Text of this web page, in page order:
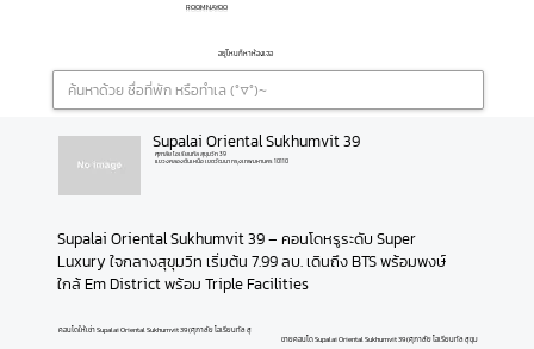
ROOMNAYOO
อยู่ไหนก็หาห้องเจอ
Supalai Oriental Sukhumvit 39
ศุภาลัย โอเรียนทัล สุขุมวิท 39
แขวงคลองตันเหนือ เขตวัฒนา กรุงเทพมหานคร 10110
Supalai Oriental Sukhumvit 39 – คอนโดหรูระดับ Super
Luxury ใจกลางสุขุมวิท เริ่มต้น 7.99 ลบ. เดินถึง BTS พร้อมพงษ์
ใกล้ Em District พร้อม Triple Facilities
คอนโดให้เช่า Supalai Oriental Sukhumvit 39 (ศุภาลัย โอเรียนทัล สุขุมวิท 39)
ขายคอนโด Supalai Oriental Sukhumvit 39 (ศุภาลัย โอเรียนทัล สุขุมวิท 39)